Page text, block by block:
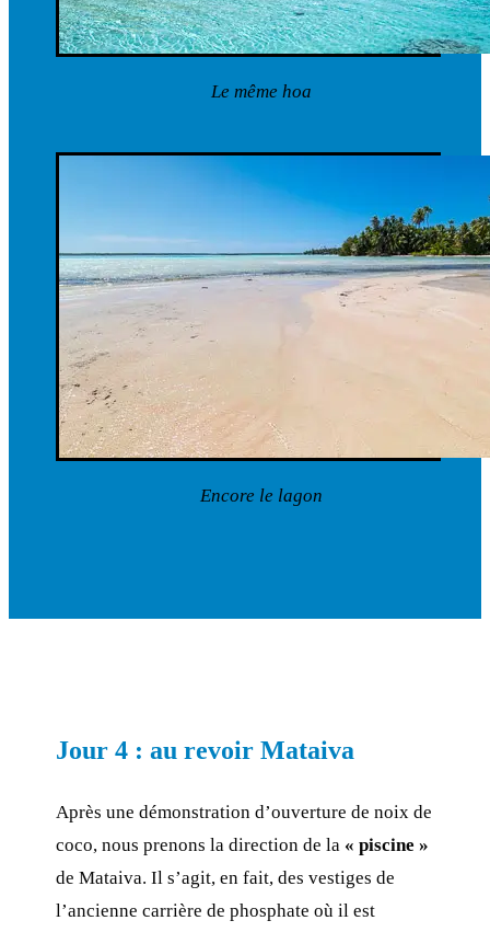
Le même hoa
Encore le lagon
Jour 4 : au revoir Mataiva
Après une démonstration d’ouverture de noix de
coco, nous prenons la direction de la « piscine »
de Mataiva. Il s’agit, en fait, des vestiges de
l’ancienne carrière de phosphate où il est